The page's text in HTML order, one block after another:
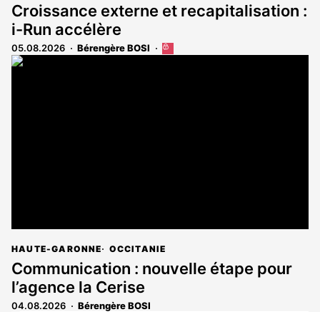
Croissance externe et recapitalisation :
i-Run accélère
05.08.2026 Bérengère BOSI
Cet
HAUTE-GARONNE OCCITANIE
Communication : nouvelle étape pour
l’agence la Cerise
04.08.2026 Bérengère BOSI